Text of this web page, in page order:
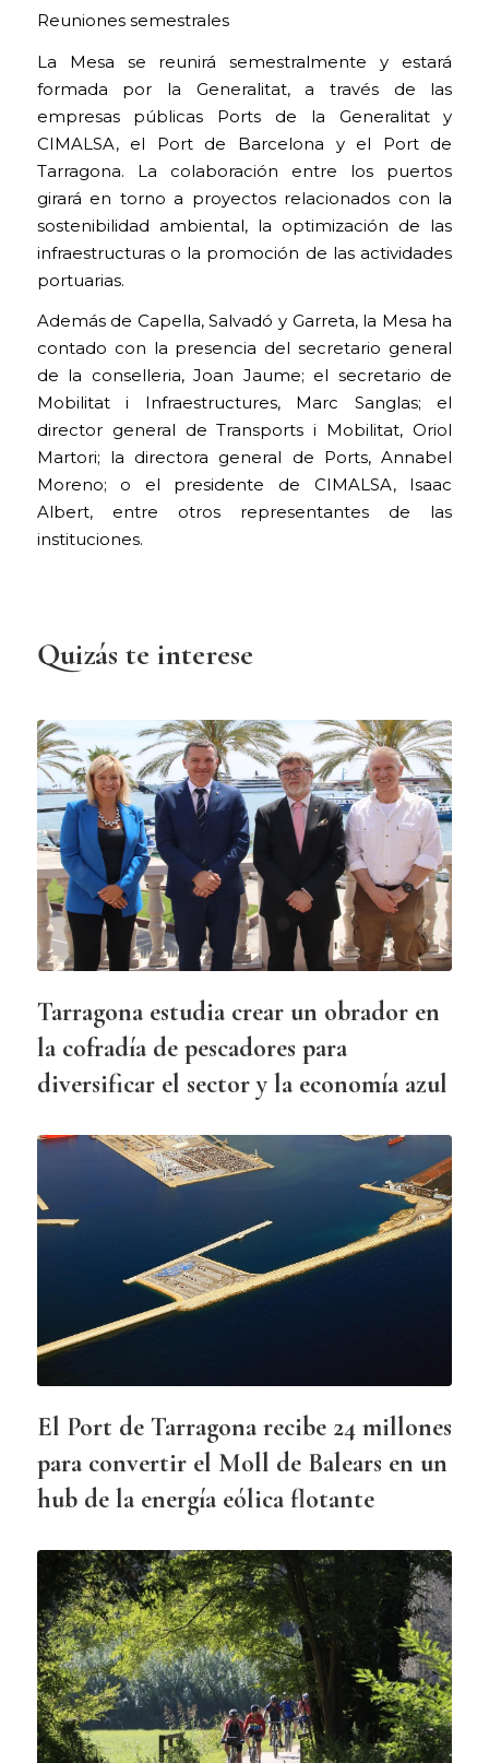
Reuniones semestrales
La Mesa se reunirá semestralmente y estará
formada por la Generalitat, a través de las
empresas públicas Ports de la Generalitat y
CIMALSA, el Port de Barcelona y el Port de
Tarragona. La colaboración entre los puertos
girará en torno a proyectos relacionados con la
sostenibilidad ambiental, la optimización de las
infraestructuras o la promoción de las actividades
portuarias.
Además de Capella, Salvadó y Garreta, la Mesa ha
contado con la presencia del secretario general
de la conselleria, Joan Jaume; el secretario de
Mobilitat i Infraestructures, Marc Sanglas; el
director general de Transports i Mobilitat, Oriol
Martori; la directora general de Ports, Annabel
Moreno; o el presidente de CIMALSA, Isaac
Albert, entre otros representantes de las
instituciones.
Quizás te interese
Tarragona estudia crear un obrador en
la cofradía de pescadores para
diversificar el sector y la economía azul
El Port de Tarragona recibe 24 millones
para convertir el Moll de Balears en un
hub de la energía eólica flotante